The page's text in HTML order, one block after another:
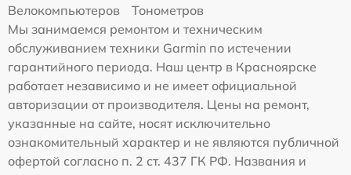
Велокомпьютеров
Тонометров
Мы занимаемся ремонтом и техническим
обслуживанием техники Garmin по истечении
гарантийного периода. Наш центр в Красноярске
работает независимо и не имеет официальной
авторизации от производителя. Цены на ремонт,
указанные на сайте, носят исключительно
ознакомительный характер и не являются публичной
офертой согласно п. 2 ст. 437 ГК РФ. Названия и